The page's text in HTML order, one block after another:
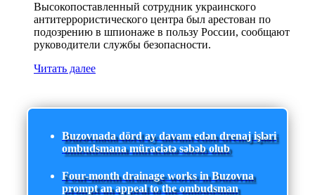
Высокопоставленный сотрудник украинского
антитеррористического центра был арестован по
подозрению в шпионаже в пользу России, сообщают
руководители службы безопасности.
Читать далее
Buzovnada dörd ay davam edən drenaj işləri
ombudsmana müraciətə səbəb olub
Four-month drainage works in Buzovna
prompt an appeal to the ombudsman